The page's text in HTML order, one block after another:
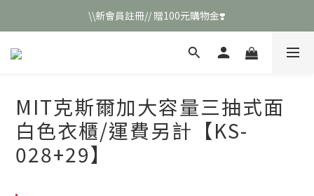
\\新會員註冊// 贈100元購物金❣️
\\新會員註冊// 贈100元購物金❣️
LINE好友招募\\ 回答數字 領取50元折扣碼 //
MIT克斯爾加大容量三抽式面
白色衣櫃/運費另計【KS-
028+29】